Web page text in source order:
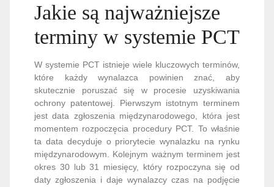
Jakie są najważniejsze
terminy w systemie PCT
W systemie PCT istnieje wiele kluczowych terminów,
które każdy wynalazca powinien znać, aby
skutecznie poruszać się w procesie uzyskiwania
ochrony patentowej. Pierwszym istotnym terminem
jest data zgłoszenia międzynarodowego, która jest
momentem rozpoczęcia procedury PCT. To właśnie
ta data decyduje o priorytecie wynalazku na rynku
międzynarodowym. Kolejnym ważnym terminem jest
okres 30 lub 31 miesięcy, który rozpoczyna się od
daty zgłoszenia i daje wynalazcy czas na podjęcie